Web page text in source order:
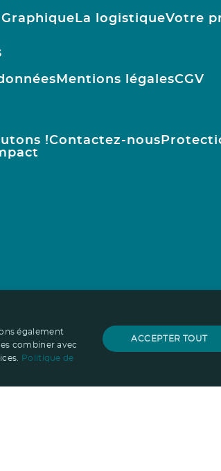
La logistiqueVotre
Mentions légalesCGV
!Contactez-nous
également
combiner avec
Politique de
ACCEPTER TOUT